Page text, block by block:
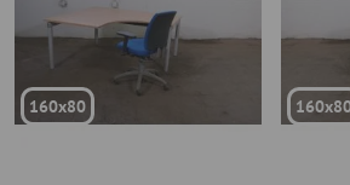
160x80